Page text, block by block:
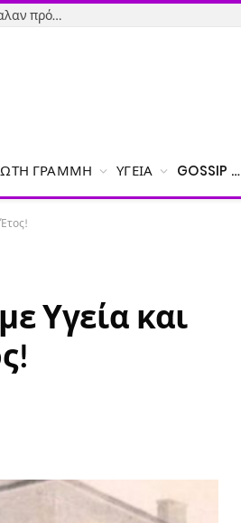
Εύβοια-Απίστευτο: Φορολόγησαν την εγγονή και της έβαλαν πρόστιμο γιατί δεν δήλωσε το χαρτζιλίκι του παππού!
ΓΡΑΜΜΉ ΥΓΕΊΑ GOSSIP …
Υγεία και